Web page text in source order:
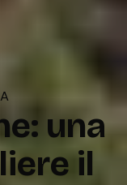
una
il